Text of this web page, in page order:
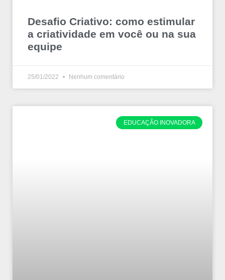
Desafio Criativo: como estimular
a criatividade em você ou na sua
equipe
25/01/2022 Nenhum comentário
EDUCAÇÃO INOVADORA